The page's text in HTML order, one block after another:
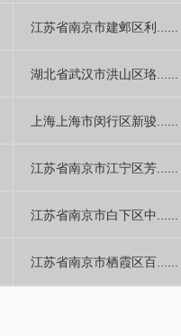
江苏省南京市建邺区利......
湖北省武汉市洪山区珞......
上海上海市闵行区新骏......
江苏省南京市江宁区芳......
江苏省南京市白下区中......
江苏省南京市栖霞区百......